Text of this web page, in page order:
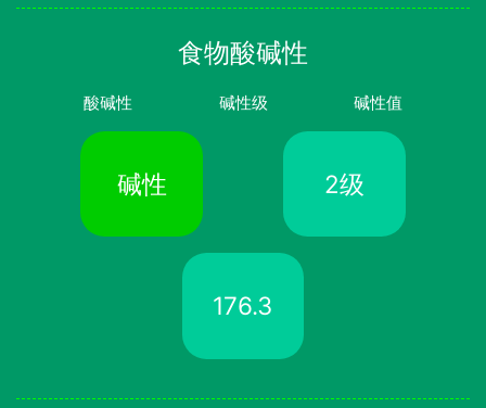
食物酸碱性
酸碱性 碱性级 碱性值
碱性 2级
176.3